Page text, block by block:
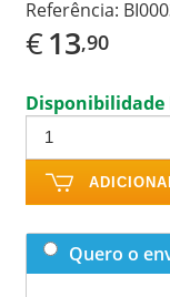
Referência:
€13,90
Quero o